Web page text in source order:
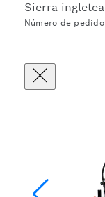
Sierra
Número de